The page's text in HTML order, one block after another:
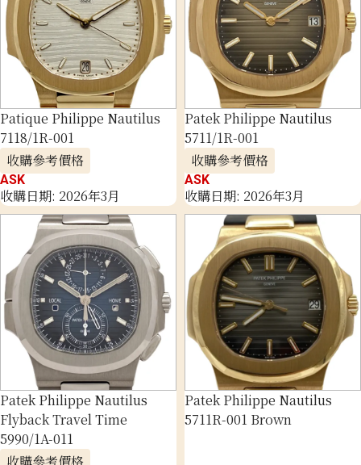
Patique Philippe Nautilus
7118/1R-001
收購參考價格
ASK
收購日期: 2026年3月
Patek Philippe Nautilus
5711/1R-001
收購參考價格
ASK
收購日期: 2026年3月
Patek Philippe Nautilus
Flyback Travel Time
5990/1A-011
Patek Philippe Nautilus
5711R-001 Brown